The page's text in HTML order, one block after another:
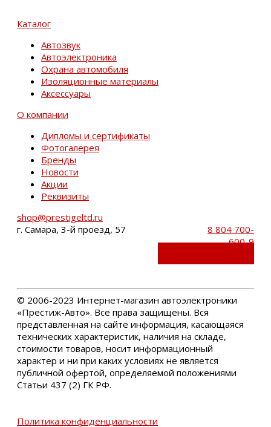
Каталог
Автозвук
Автоэлектроника
Охрана автомобиля
Изоляционные материалы
Аксессуары
О компании
Дипломы и сертификаты
Фотогалерея
Бренды
Новости
Акции
Реквизиты
shop@prestigeltd.ru
г. Самара, 3-й проезд, 57
8 804 700-
600-9
© 2006-2023 Интернет-магазин автоэлектроники
«Престиж-Авто». Все права защищены. Вся
представленная на сайте информация, касающаяся
технических характеристик, наличия на складе,
стоимости товаров, носит информационный
характер и ни при каких условиях не является
публичной офертой, определяемой положениями
Статьи 437 (2) ГК РФ.
Политика конфиденциальности